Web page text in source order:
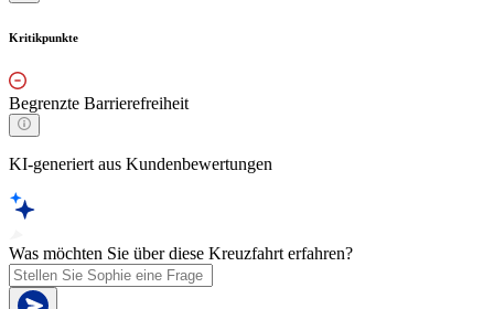
Kritikpunkte
Begrenzte Barrierefreiheit
KI-generiert aus Kundenbewertungen
Was möchten Sie über diese Kreuzfahrt erfahren?